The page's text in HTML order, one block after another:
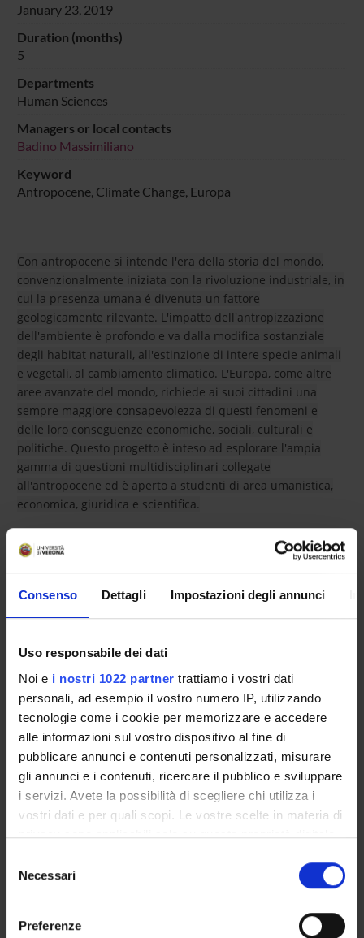
Consenso Dettagli Impostazioni degli annunci
Uso responsabile dei dati
Noi e i nostri 1022 partner trattiamo i vostri dati
personali, ad esempio il vostro numero IP, utilizzando
tecnologie come i cookie per memorizzare e accedere
alle informazioni sul vostro dispositivo al fine di
pubblicare annunci e contenuti personalizzati, misurare
gli annunci e i contenuti, ricercare il pubblico e sviluppare
i servizi. Avete la possibilità di scegliere chi utilizza i
vostri dati e per quali scopi. Le vostre scelte in materia di
privacy sono applicabili solo su questa proprietà digitale
modificare o revocare il proprio consenso in qualsiasi
momento dalla Dichiarazione sui cookie o facendo clic
delNecessari
Preferenze
January 23, 2019
Duration (months)
5
Departments
Human Sciences
Managers or local contacts
Badino Massimiliano
Keyword
Antropocene, Climate Change, Europa
Con antropocene si intende l'era della storia del mondo,
convenzionalmente iniziata con la rivoluzione industriale, in
cui la presenza umana é divenuta un fattore
geologicamente rilevante. L'impatto dell'antropizzazione
dell'ambiente è profondo e va dalla modifica sostanziale
degli habitat naturali, all'estinzione di intere specie animali
e vegetali, al cambiamento climatico. L'Europa, come altre
aree avanzate del mondo, richiede ai suoi cittadini una
sempre maggiore consapevolezza di questi fenomeni e
delle loro conseguenze economiche, sociali, culturali e
politiche. Questo progetto è inteso ad esplorare l'ampia
gamma di questioni multidisciplinari collegate
all'antropocene ed è aperto a studenti di area umanistica,
economica, giuridica e scientifica.
PROJECT PARTICIPANTS
Massimiliano Badino
COLLABORATORI ESTERNI
Gerardo Ienna
Università di Verona Dipartimento di Scienze Umane
RESEARCH AREAS INVOLVED IN THE PROJECT
Metodi di ricerca nelle scienze umane